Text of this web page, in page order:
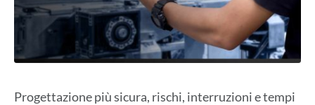
Progettazione più sicura, rischi, interruzioni e tempi